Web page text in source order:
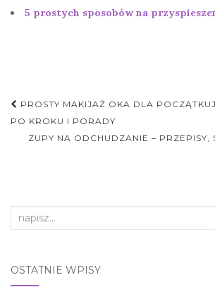
5 prostych sposobów na
Nawigacja
postu
PROSTY MAKIJAŻ OKA DLA
PO KROKU I PORADY
ZUPY NA ODCHUDZANIE – PRZEPISY,
Search
OSTATNIE WPISY